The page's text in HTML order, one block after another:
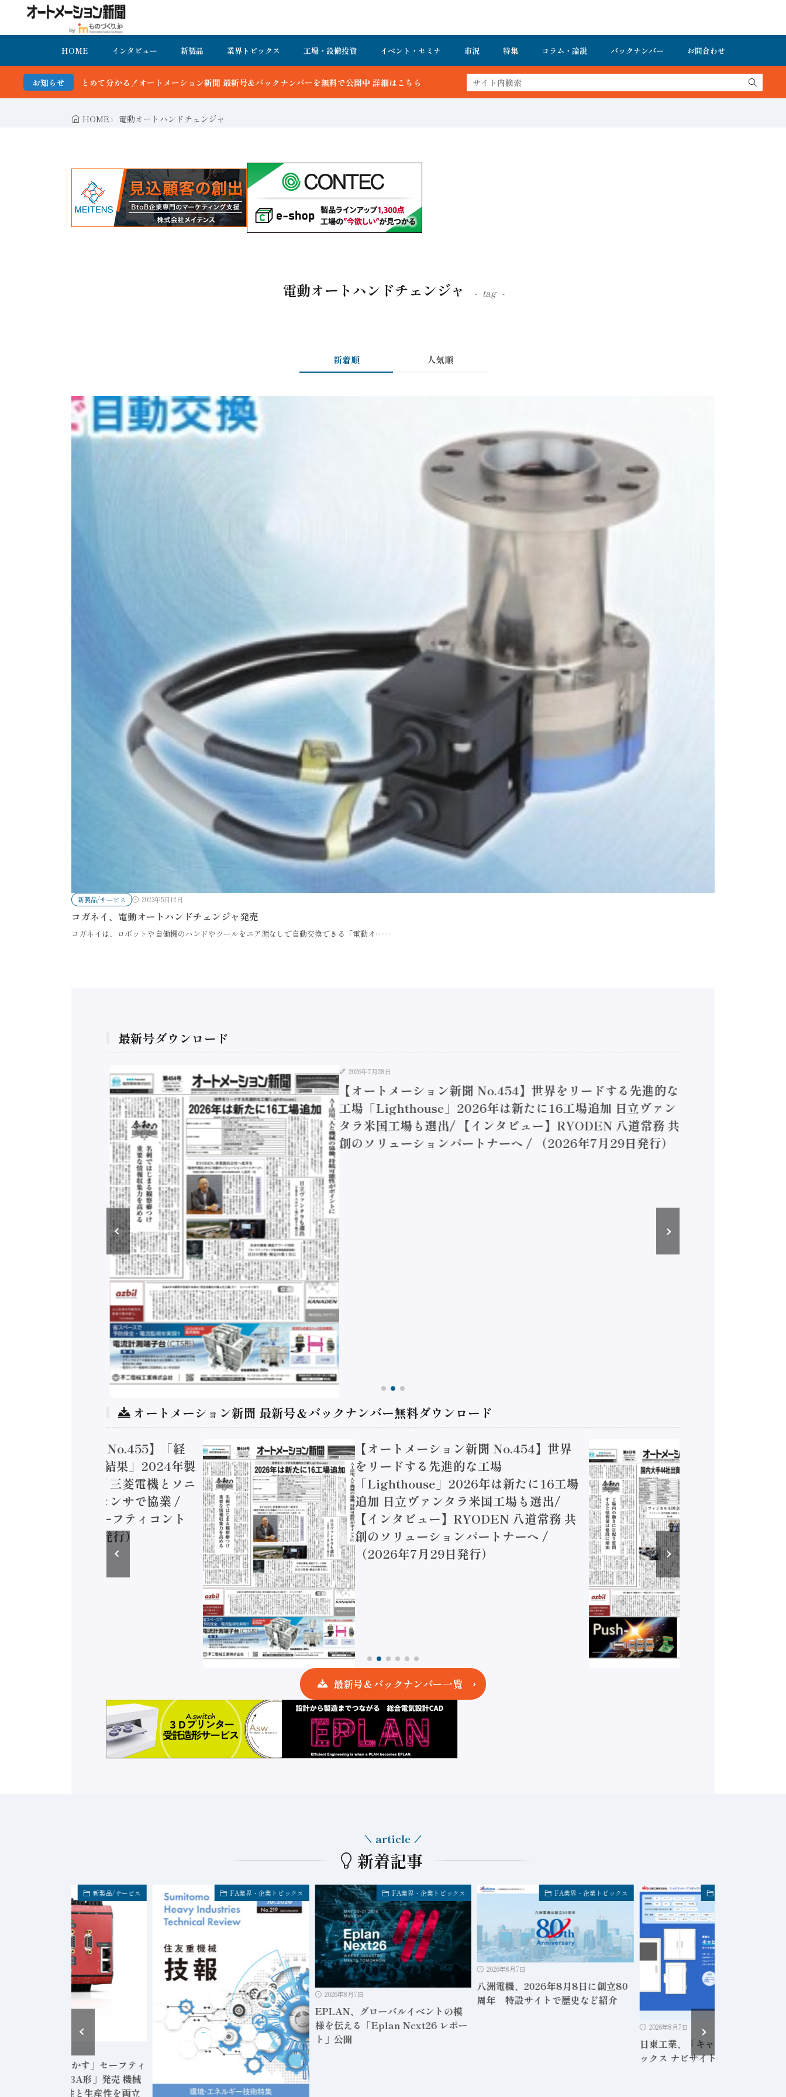
HOME インタビュー 新製品 業界トピックス 工場・設備投資 イベント・セミナ 市況 特集 コラム・論説 バックナンバー お問合わせ
お知らせ
る！オートメーション新聞 最新号＆バックナンバーを無料で公開中 詳細はこちら
HOME 電動オートハンドチェンジャ
電動オートハンドチェンジャ tag
新着順 人気順
新製品/サービス 2023年5月12日
コガネイ、電動オートハンドチェンジャ発売
コガネイは、ロボットや自働機のハンドやツールをエア源なしで自動交換できる「電動オ……
最新号ダウンロード
2026年7月28日
【オートメーション新聞 No.454】世界をリードする先進的な
工場「Lighthouse」2026年は新たに16工場追加 日立ヴァン
タラ米国工場も選出/ 【インタビュー】RYODEN 八道常務 共
創のソリューションパートナーへ / （2026年7月29日発行）
オートメーション新聞 最新号＆バックナンバー無料ダウンロード
トメーション新聞 No.455】「経
実態調査二次集計結果」2024年製
加価値額86兆円 / 三菱電機とソニ
コン AIビジョンセンサで協業 /
安全に動かすセーフティコント
（2026年8月5日発行）
【オートメーション新聞 No.454】世界
をリードする先進的な工場
「Lighthouse」2026年は新たに16工場
追加 日立ヴァンタラ米国工場も選出/
【インタビュー】RYODEN 八道常務 共
創のソリューションパートナーへ /
（2026年7月29日発行）
最新号＆バックナンバー一覧
新着記事
article
新製品/サービス
、「安全に動かす」セーフティ
トローラ「FS3A形」発売 機械
態監視で安全性と生産性を両立
FA業界・企業トピックス FA業界・企業トピックス
2026年8月7日
EPLAN、グローバルイベントの模
様を伝える「Eplan Next26 レポー
ト」公開
FA業界・企業トピックス
2026年8月7日
八洲電機、2026年8月8日に創立80
周年 特設サイトで歴史など紹介
2026年8月7日
日東工業、「キャビネット・プラ
ックス ナビサイト」を公開